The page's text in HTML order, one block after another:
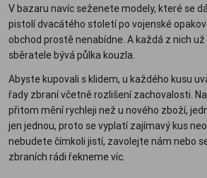
V bazaru navíc seženete modely, které se
pistolí dvacátého století po vojenské
obchod prostě nenabídne. A každá z nich
sběratele bývá půlka kouzla.
Abyste kupovali s klidem, u každého kusu
řady zbraní včetně rozlišení zachovalosti.
přitom mění rychleji než u nového zboží,
jen jednou, proto se vyplatí zajímavý kus
nebudete čímkoli jistí, zavolejte nám nebo
zbraních rádi řekneme víc.